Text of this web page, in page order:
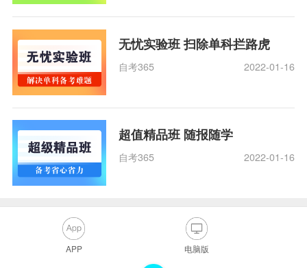
无忧实验班 扫除单科拦路虎
自考365 2022-01-16
超值精品班 随报随学
自考365 2022-01-16
APP 电脑版